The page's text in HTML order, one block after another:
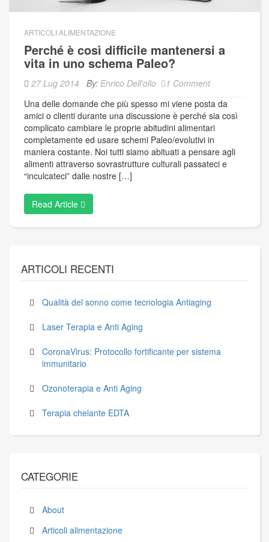
ARTICOLI ALIMENTAZIONE
Perché è così difficile mantenersi a
vita in uno schema Paleo?
27 Lug 2014 By: Enrico Dell'olio
1 Comment
Una delle domande che più spesso mi viene posta da
amici o clienti durante una discussione è perché sia così
complicato cambiare le proprie abitudini alimentari
completamente ed usare schemi Paleo/evolutivi in
maniera costante. Noi tutti siamo abituati a pensare agli
alimenti attraverso sovrastrutture culturali passateci e
“inculcateci” dalle nostre […]
Read Article
ARTICOLI RECENTI
Qualità del sonno come tecnologia Antiaging
Laser Terapia e Anti Aging
CoronaVirus: Protocollo fortificante per sistema
immunitario
Ozonoterapia e Anti Aging
Terapia chelante EDTA
CATEGORIE
About
Articoli alimentazione